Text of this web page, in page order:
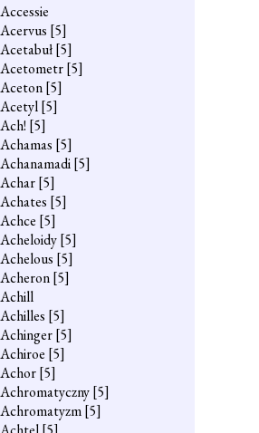
Accessie
Acervus [5]
Acetabuł[5]
Acetometr[5]
Aceton[5]
Acetyl[5]
Ach! [5]
Achamas [5]
Achanamadi[5]
Achar[5]
Achates [5]
Achce [5]
Acheloidy[5]
Achelous [5]
Acheron[5]
Achill
Achilles [5]
Achinger[5]
Achiroe [5]
Achor[5]
Achromatyczny[5]
Achromatyzm[5]